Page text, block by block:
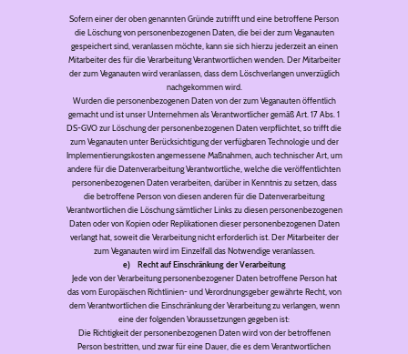
Sofern einer der oben genannten Gründe zutrifft und eine betroffene Person
die Löschung von personenbezogenen Daten, die bei der zum Veganauten
gespeichert sind, veranlassen möchte, kann sie sich hierzu jederzeit an einen
Mitarbeiter des für die Verarbeitung Verantwortlichen wenden. Der Mitarbeiter
der zum Veganauten wird veranlassen, dass dem Löschverlangen unverzüglich
nachgekommen wird.
Wurden die personenbezogenen Daten von der zum Veganauten öffentlich
gemacht und ist unser Unternehmen als Verantwortlicher gemäß Art. 17 Abs. 1
DS-GVO zur Löschung der personenbezogenen Daten verpflichtet, so trifft die
zum Veganauten unter Berücksichtigung der verfügbaren Technologie und der
Implementierungskosten angemessene Maßnahmen, auch technischer Art, um
andere für die Datenverarbeitung Verantwortliche, welche die veröffentlichten
personenbezogenen Daten verarbeiten, darüber in Kenntnis zu setzen, dass
die betroffene Person von diesen anderen für die Datenverarbeitung
Verantwortlichen die Löschung sämtlicher Links zu diesen personenbezogenen
Daten oder von Kopien oder Replikationen dieser personenbezogenen Daten
verlangt hat, soweit die Verarbeitung nicht erforderlich ist. Der Mitarbeiter der
zum Veganauten wird im Einzelfall das Notwendige veranlassen.
e) Recht auf Einschränkung der Verarbeitung
Jede von der Verarbeitung personenbezogener Daten betroffene Person hat
das vom Europäischen Richtlinien- und Verordnungsgeber gewährte Recht, von
dem Verantwortlichen die Einschränkung der Verarbeitung zu verlangen, wenn
eine der folgenden Voraussetzungen gegeben ist:
Die Richtigkeit der personenbezogenen Daten wird von der betroffenen
Person bestritten, und zwar für eine Dauer, die es dem Verantwortlichen